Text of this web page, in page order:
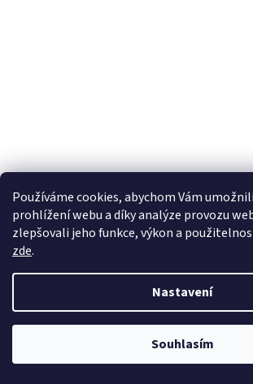
Používáme cookies, abychom Vám
prohlížení webu a díky analýze provozu
zlepšovali jeho funkce, výkon a
zde.
Nastavení
Souhlasím
BRAŠNOU
1 040 Kč
cena: